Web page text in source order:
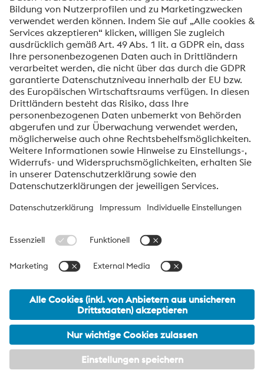
Mit dem Absenden dieses Formulars werden Ihre
personenbezogenen Daten zum Zweck der Bearbeitung
Ihrer Anfrage verarbeitet. Weitere Informationen zur
Verarbeitung Ihrer personenbezogenen Daten sowie zu
Ihren Rechten finden Sie in unserer
Datenschutzmitteilung.
voestalpine High Performance Metals International
GmbH
Die voestalpine High Performance Metals International GmbH ist
eine österreichische Vertriebsgesellschaft der High Performance
Metals Division des voestalpine-Konzerns. Die Division
Produktsegmente und ist weltweit Marktführer für
Werkzeugstähle und Sonderwerkstoffe.
voestalpine Group Navigation
meta footer DE AT Navigation
© 2026 voestalpine High Performance Metals International
GmbH
office.hpm_international@voestalpine.com
Impressum
Datenschutzmitteilung
AGB